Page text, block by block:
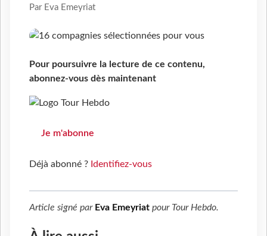
Par Eva Emeyriat
Pour poursuivre la lecture de ce contenu,
abonnez-vous dès maintenant
Je m'abonne
Déjà abonné ? Identifiez-vous
Article signé par Eva Emeyriat pour Tour Hebdo.